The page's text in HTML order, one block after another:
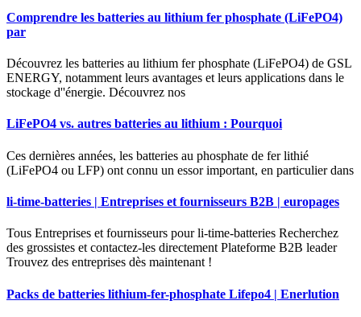
Comprendre les batteries au lithium fer phosphate (LiFePO4)
par
Découvrez les batteries au lithium fer phosphate (LiFePO4) de GSL
ENERGY, notamment leurs avantages et leurs applications dans le
stockage d''énergie. Découvrez nos
LiFePO4 vs. autres batteries au lithium : Pourquoi
Ces dernières années, les batteries au phosphate de fer lithié
(LiFePO4 ou LFP) ont connu un essor important, en particulier dans
li-time-batteries | Entreprises et fournisseurs B2B | europages
Tous Entreprises et fournisseurs pour li-time-batteries Recherchez
des grossistes et contactez-les directement Plateforme B2B leader
Trouvez des entreprises dès maintenant !
Packs de batteries lithium-fer-phosphate Lifepo4 | Enerlution